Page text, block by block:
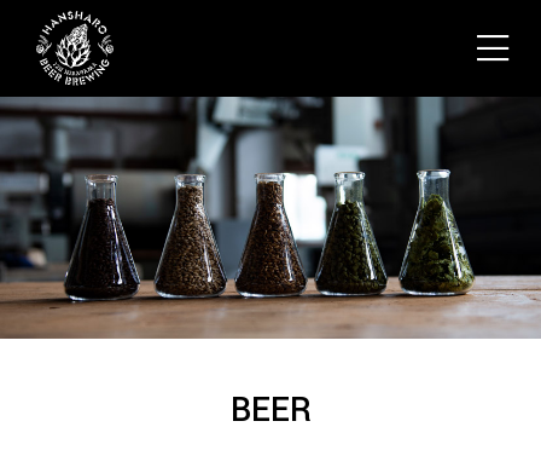
BEER